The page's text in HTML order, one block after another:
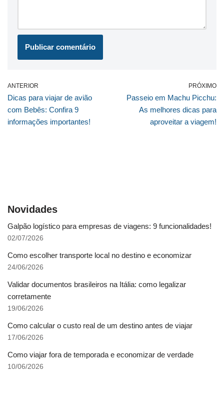
ANTERIOR
Dicas para viajar de avião
com Bebês: Confira 9
informações importantes!
PRÓXIMO
Passeio em Machu Picchu:
As melhores dicas para
aproveitar a viagem!
Novidades
Galpão logístico para empresas de viagens: 9 funcionalidades!
02/07/2026
Como escolher transporte local no destino e economizar
24/06/2026
Validar documentos brasileiros na Itália: como legalizar
corretamente
19/06/2026
Como calcular o custo real de um destino antes de viajar
17/06/2026
Como viajar fora de temporada e economizar de verdade
10/06/2026